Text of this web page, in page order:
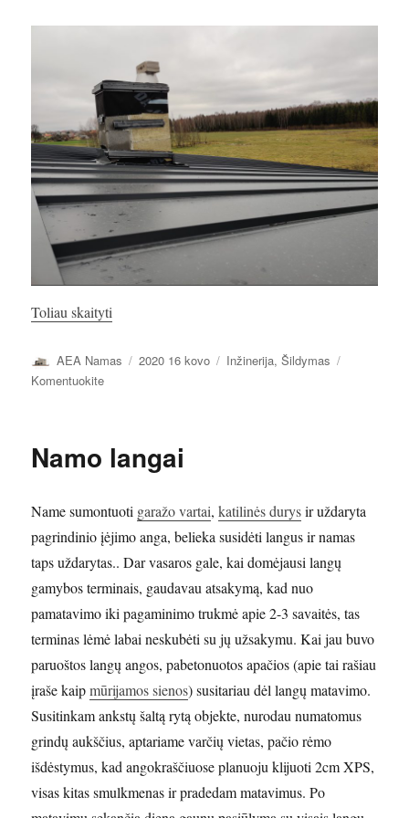
Toliau skaityti
Autorius
AEA Namas Paskelbta
2020 16 kovo Kategorijos
Inžinerija,Šildymas
Komentuokiteįrašą
Namo langai
Name sumontuoti garažo vartai,katilinės durysir uždaryta
pagrindinio įėjimo anga, belieka susidėti langus ir namas
taps uždarytas.. Dar vasaros gale, kai domėjausi langų
gamybos terminais, gaudavau atsakymą, kad nuo
pamatavimo iki pagaminimo trukmė apie 2-3 savaitės, tas
terminas lėmė labai neskubėti su jų užsakymu. Kai jau buvo
paruoštos langų angos, pabetonuotos apačios (apie tai rašiau
įraše kaipmūrijamos sienos) susitariau dėl langų matavimo.
Susitinkam ankstų šaltą rytą objekte, nurodau numatomus
grindų aukščius, aptariame varčių vietas, pačio rėmo
išdėstymus, kad angokraščiuose planuoju klijuoti 2cm XPS,
visas kitas smulkmenas ir pradedam matavimus. Po